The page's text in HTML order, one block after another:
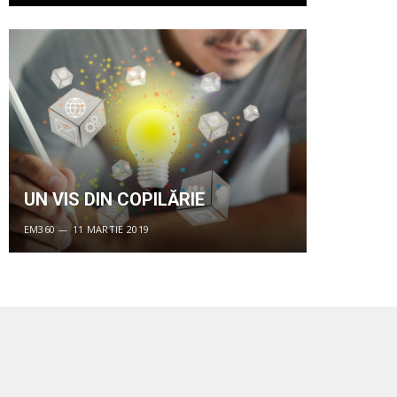
UN VIS DIN COPILĂRIE
EM360 11 MARTIE 2019